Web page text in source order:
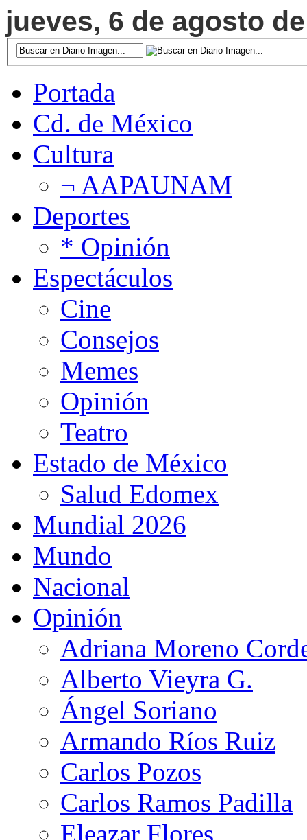
jueves, 6 de agosto
Portada
Cd. de México
Cultura
¬ AAPAUNAM
Deportes
* Opinión
Espectáculos
Cine
Consejos
Memes
Opinión
Teatro
Estado de México
Salud Edomex
Mundial 2026
Mundo
Nacional
Opinión
Adriana Moreno
Alberto Vieyra G.
Ángel Soriano
Armando Ríos Ruiz
Carlos Pozos
Carlos Ramos Padilla
Eleazar Flores